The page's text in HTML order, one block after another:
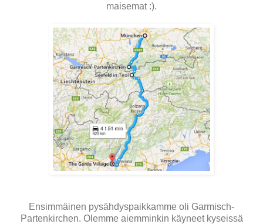
maisemat :).
Ensimmäinen pysähdyspaikkamme oli Garmisch-
Partenkirchen. Olemme aiemminkin käyneet kyseissä